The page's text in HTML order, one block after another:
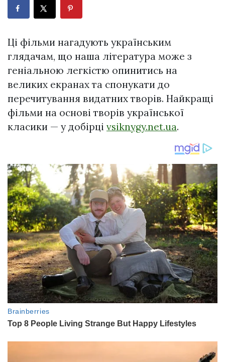
Ці фільми нагадують українським
глядачам, що наша література може з
геніальною легкістю опинитись на
великих екранах та спонукати до
перечитування видатних творів. Найкращі
фільми на основі творів української
класики — у добірці vsiknygy.net.ua.